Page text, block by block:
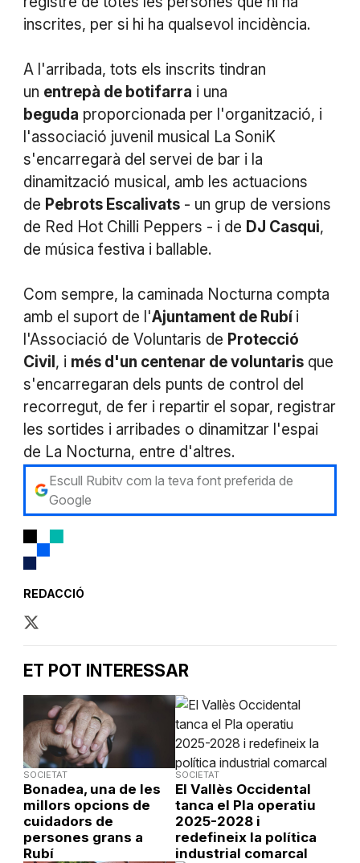
inscrites, per si hi ha qualsevol incidència.
A l'arribada, tots els inscrits tindran
un entrepà de botifarra i una
beguda proporcionada per l'organització, i
l'associació juvenil musical La SoniK
s'encarregarà del servei de bar i la
dinamització musical, amb les actuacions
de Pebrots Escalivats- un grup de versions
de Red Hot Chilli Peppers - i de DJ Casqui,
de música festiva i ballable.
Com sempre, la caminada Nocturna compta
amb el suport de l'Ajuntament de Rubíi
l'Associació de Voluntaris de Protecció
Civil , i més d'un centenar de voluntarisque
s'encarregaran dels punts de control del
recorregut, de fer i repartir el sopar, registrar
les sortides i arribades o dinamitzar l'espai
de La Nocturna, entre d'altres.
Escull Rubitv com la teva font preferida de
Google
REDACCIÓ
ET POT INTERESSAR
SOCIETAT
Bonadea, una de les
millors opcions de
cuidadors de
persones grans a
Rubí
SOCIETAT
El Vallès Occidental
tanca el Pla operatiu
2025-2028 i
redefineix la política
industrial comarcal